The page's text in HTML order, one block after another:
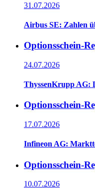
31.07.2026
Airbus SE: Zahlen
Optionsschein-
24.07.2026
ThyssenKrupp AG:
Optionsschein-
17.07.2026
Infineon AG:
Optionsschein-
10.07.2026